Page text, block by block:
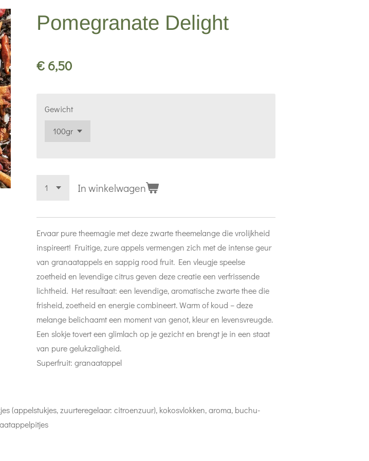
Pomegranate Delight
€ 6,50
Gewicht
In winkelwagen
Ervaar pure theemagie met deze zwarte theemelange die vrolijkheid
inspireert! Fruitige, zure appels vermengen zich met de intense geur
van granaatappels en sappig rood fruit. Een vleugje speelse
zoetheid en levendige citrus geven deze creatie een verfrissende
lichtheid. Het resultaat: een levendige, aromatische zwarte thee die
frisheid, zoetheid en energie combineert. Warm of koud – deze
melange belichaamt een moment van genot, kleur en levensvreugde.
Een slokje tovert een glimlach op je gezicht en brengt je in een staat
van pure gelukzaligheid.
Superfruit: granaatappel
(appelstukjes, zuurteregelaar: citroenzuur), kokosvlokken, aroma, buchu-